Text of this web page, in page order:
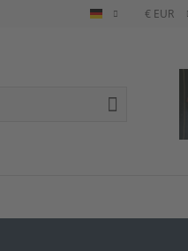
Deutsch